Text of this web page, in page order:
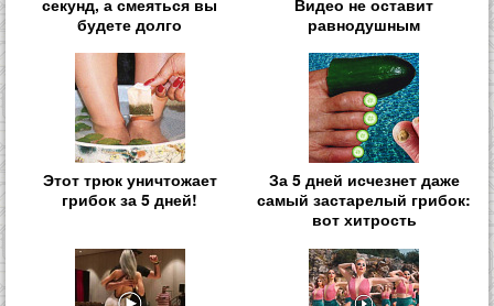
секунд, а смеяться вы
будете долго
Видео не оставит
равнодушным
Этот трюк уничтожает
грибок за 5 дней!
За 5 дней исчезнет даже
самый застарелый грибок:
вот хитрость